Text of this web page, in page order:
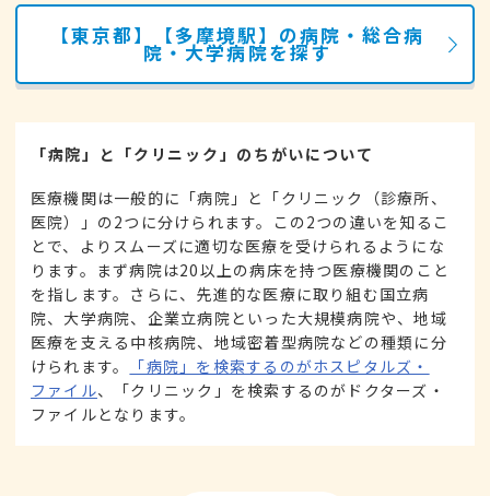
【東京都】【多摩境駅】の病院・総合病
院・大学病院を探す
「病院」と「クリニック」のちがいについて
医療機関は一般的に「病院」と「クリニック（診療所、
医院）」の2つに分けられます。この2つの違いを知るこ
とで、よりスムーズに適切な医療を受けられるようにな
ります。まず病院は20以上の病床を持つ医療機関のこと
を指します。さらに、先進的な医療に取り組む国立病
院、大学病院、企業立病院といった大規模病院や、地域
医療を支える中核病院、地域密着型病院などの種類に分
けられます。
「病院」を検索するのがホスピタルズ・
ファイル、「クリニック」を検索するのがドクターズ・
ファイルとなります。